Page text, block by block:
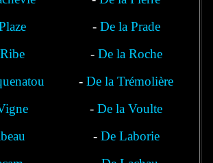
- De la Prade
- De la Roche
-De la Trémolière
-De la Voulte
- De Laborie